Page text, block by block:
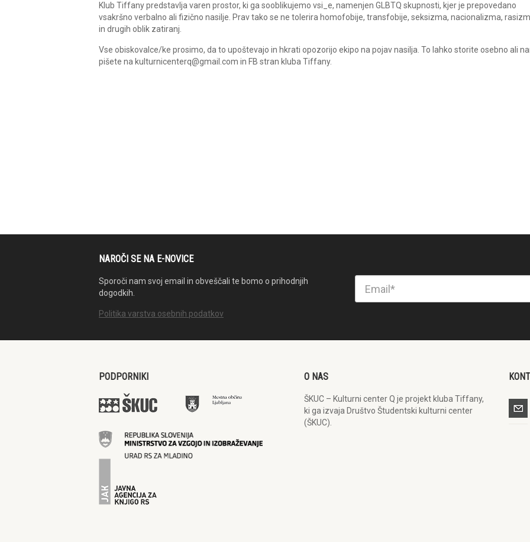
Klub Tiffany predstavlja varen prostor, ki ga sooblikujemo vsi_e, namenjen GLBTQ skupnosti, kjer je prepovedano
vsakršno verbalno ali fizično nasilje. Prav tako se ne tolerira homofobije, transfobije, seksizma, nacionalizma,
in drugih oblik zatiranj.
Vse obiskovalce/ke prosimo, da to upoštevajo in hkrati opozorijo ekipo na pojav nasilja. To lahko storite osebno ali
pišete na kulturnicenterq@gmail.com in FB stran kluba Tiffany.
NAROČI SE NA E-NOVICE
Sporoči nam svoj email in obveščali te bomo o prihodnjih
dogodkih.
Politika varstva osebnih podatkov
PODPORNIKI O NAS
ŠKUC – Kulturni center Q je projekt kluba Tiffany,
ki ga izvaja Društvo Študentski kulturni center
(ŠKUC).